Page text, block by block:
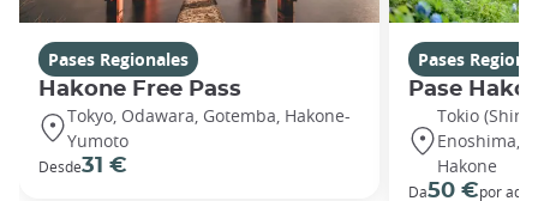
Pases Regionales
Hakone Free Pass
Tokyo, Odawara, Gotemba, Hakone-
Yumoto
Desde31 €
Pases
Pase
Tokio
Enoshima,
Hakone
Da50 €por